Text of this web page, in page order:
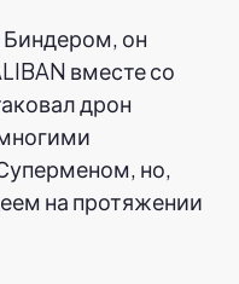
он
вместе со
дрон
но,
на протяжении